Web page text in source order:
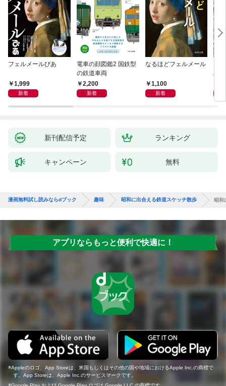
フェルメールぴあ
1,999
新着
電車の顔図鑑2 国鉄型
の鉄道車両
2,200
新着
なるほどフェルメール
1,100
新着
ハ
新刊配信予定 ランキング
キャンペーン 無料
漫画無料試し読みならdブック 趣味 昭和に出合える鉄道スケッチ散歩 昭和
アプリならもっと便利で快適に！
Appleのロゴ、App Storeは、米国もしくはその他の国や地域におけるApple Inc.の商標で
す。App Storeは、Apple Inc.のサービスマークです。